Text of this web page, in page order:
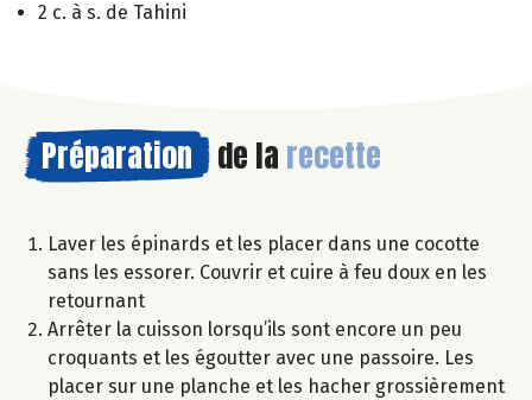
2 c. à s. de Tahini
Préparation de la recette
Laver les épinards et les placer dans une cocotte
sans les essorer. Couvrir et cuire à feu doux en les
retournant
Arrêter la cuisson lorsqu’ils sont encore un peu
croquants et les égoutter avec une passoire. Les
placer sur une planche et les hacher grossièrement